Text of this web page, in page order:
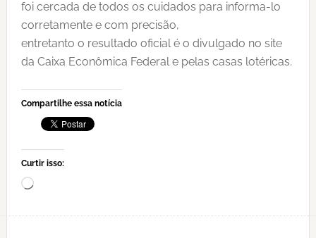
foi cercada de todos os cuidados para informa-lo
corretamente e com precisão,
entretanto o resultado oficial é o divulgado no site
da Caixa Econômica Federal e pelas casas lotéricas.
Compartilhe essa notícia
Curtir isso:
Carregando...